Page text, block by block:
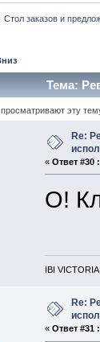
Стол заказов и
Тема:
эту
Re:
«Ответ #30 :
О!
IBI
Re:
«Ответ #31 :